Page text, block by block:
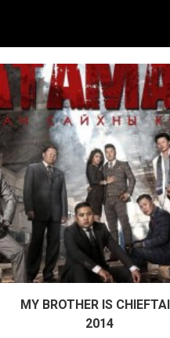
Дэлгэрэнгүй
MY BROTHER IS
2014